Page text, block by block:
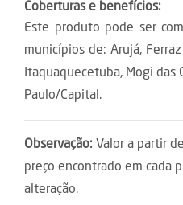
Coberturas e benefícios:
Este produto pode ser
municípios de: Arujá,
Itaquaquecetuba, Mogi das
Paulo/Capital.
Observação: Valor a partir
preço encontrado em cada
alteração.